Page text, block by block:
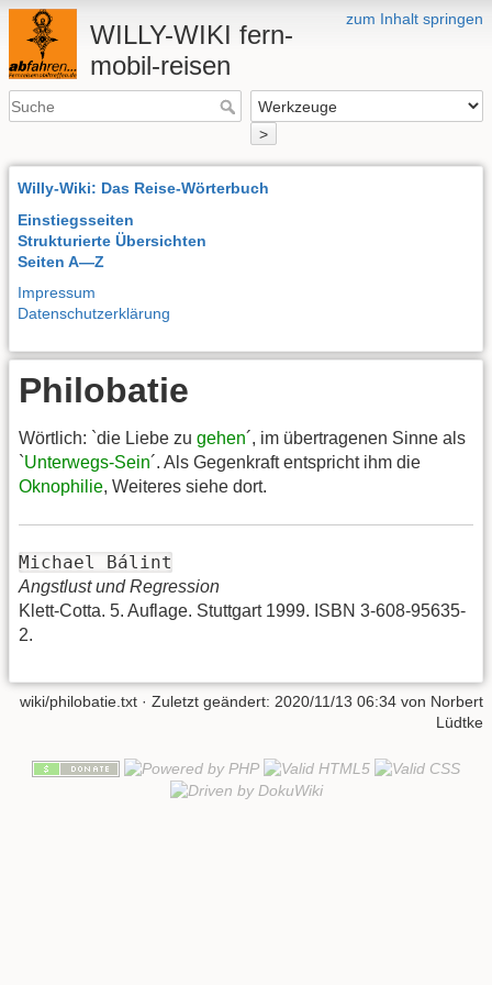
zum Inhalt springen
WILLY-WIKI fern-
mobil-reisen
>
Willy-Wiki: Das Reise-Wörterbuch
Einstiegsseiten
Strukturierte Übersichten
Seiten A—Z
Impressum
Datenschutzerklärung
Philobatie
Wörtlich: `die Liebe zu gehen´, im übertragenen Sinne als
`Unterwegs-Sein´. Als Gegenkraft entspricht ihm die
Oknophilie, Weiteres siehe dort.
Michael Bálint
Angstlust und Regression
Klett-Cotta. 5. Auflage. Stuttgart 1999. ISBN 3-608-95635-
2.
wiki/philobatie.txt · Zuletzt geändert: 2020/11/13 06:34 von Norbert
Lüdtke